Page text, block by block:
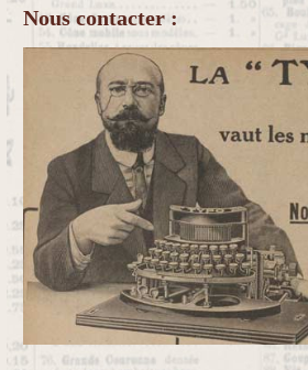
Nous contacter :